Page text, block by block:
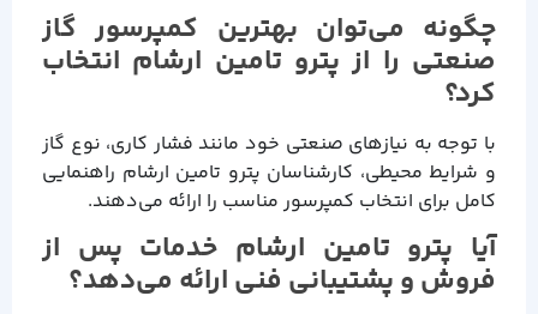
چگونه می‌توان بهترین کمپرسور گاز
صنعتی را از پترو تامین ارشام انتخاب
کرد؟
با توجه به نیازهای صنعتی خود مانند فشار کاری، نوع گاز
و شرایط محیطی، کارشناسان پترو تامین ارشام راهنمایی
کامل برای انتخاب کمپرسور مناسب را ارائه می‌دهند.
آیا پترو تامین ارشام خدمات پس از
فروش و پشتیبانی فنی ارائه می‌دهد؟